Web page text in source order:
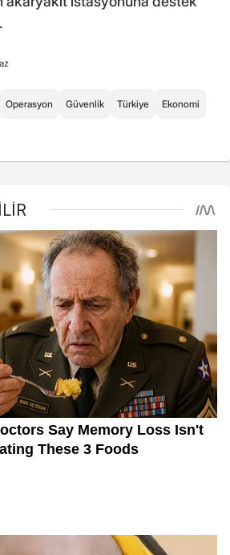
Operasyon Güvenlik Türkiye Ekonomi